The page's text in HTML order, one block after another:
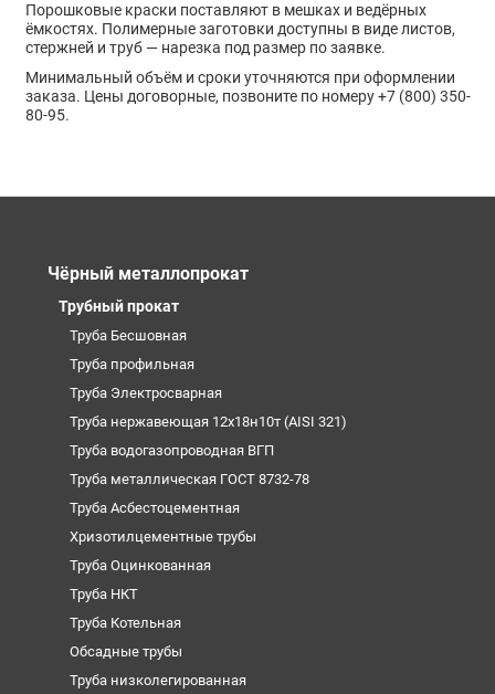
Порошковые краски поставляют в мешках и ведёрных
ёмкостях. Полимерные заготовки доступны в виде листов,
стержней и труб — нарезка под размер по заявке.
Минимальный объём и сроки уточняются при оформлении
заказа. Цены договорные, позвоните по номеру +7 (800) 350-
80-95.
Чёрный металлопрокат
Трубный прокат
Труба Бесшовная
Труба профильная
Труба Электросварная
Труба нержавеющая 12х18н10т (AISI 321)
Труба водогазопроводная ВГП
Труба металлическая ГОСТ 8732-78
Труба Асбестоцементная
Хризотилцементные трубы
Труба Оцинкованная
Труба НКТ
Труба Котельная
Обсадные трубы
Труба низколегированная